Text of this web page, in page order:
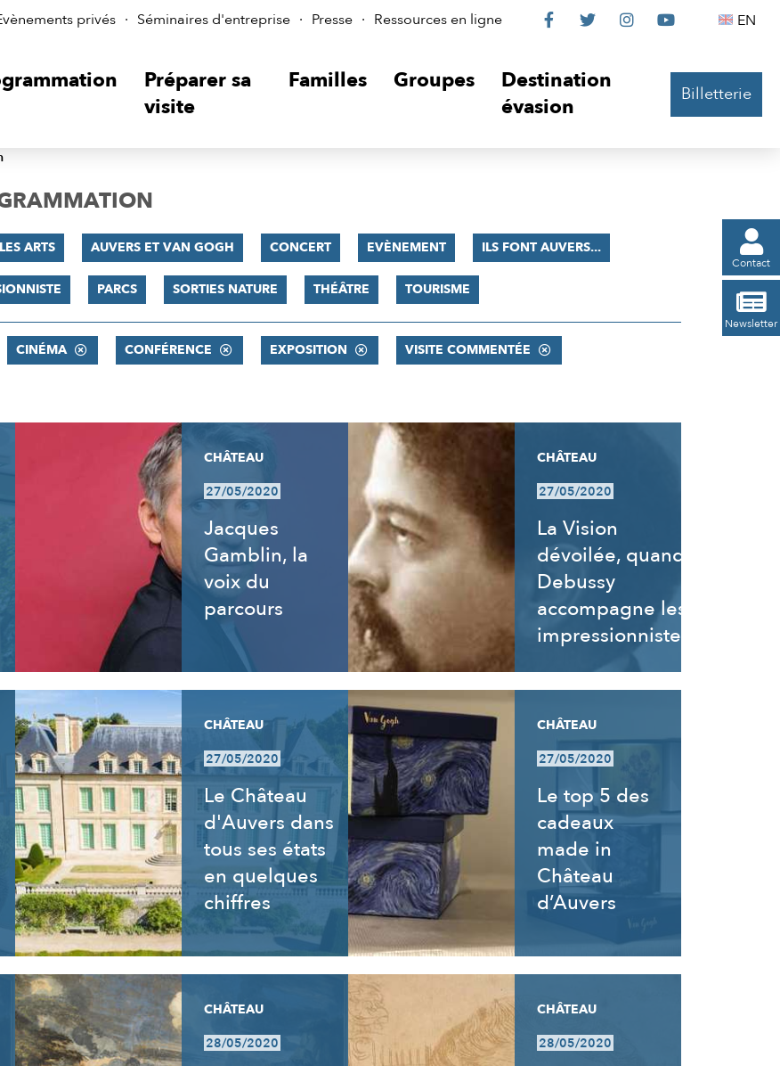
privés Séminaires d'entreprise Presse Ressources en ligne
Le
sur

Le

Le

Le
 EN
Préparer sa
visite
Familles Groupes
Destination
évasion
Billetterie

Contact

Newsletter
ARTS AUVERS ET VAN GOGH CONCERT EVÈNEMENT ILS FONT AUVERS...
PARCS SORTIES NATURE THÉÂTRE TOURISME
CINÉMA CONFÉRENCE EXPOSITION VISITE COMMENTÉE
CHÂTEAU
27/05/2020
Jacques
Gamblin, la
voix du
parcours
CHÂTEAU
27/05/2020
La Vision
dévoilée, quand
Debussy
accompagne les
impressionnistes
CHÂTEAU
27/05/2020
Le Château
d'Auvers dans
tous ses états
en quelques
chiffres
CHÂTEAU
27/05/2020
Le top 5 des
cadeaux
made in
Château
d’Auvers
CHÂTEAU
28/05/2020
CHÂTEAU
28/05/2020